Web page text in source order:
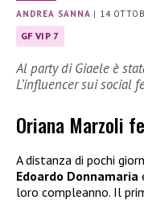
ANDREA SANNA | 14
GF VIP 7
Al party di Giaele è
L’influencer sui social
Oriana Marzoli
A distanza di pochi
Edoardo Donnamaria
loro compleanno. Il